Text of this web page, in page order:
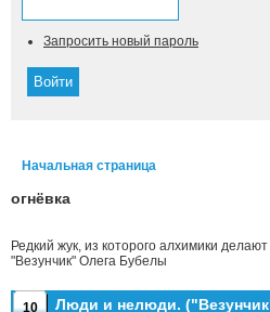
Запросить новый пароль
Начальная страница
огнёвка
Редкий жук, из которого алхимики
"Везунчик" Олега Бубелы
10
Люди и нелюди.